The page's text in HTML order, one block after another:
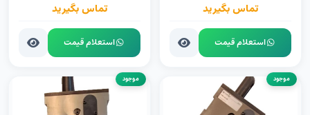
تماس بگیرید
استعلام قیمت
تماس بگیرید
استعلام قیمت
موجود موجود